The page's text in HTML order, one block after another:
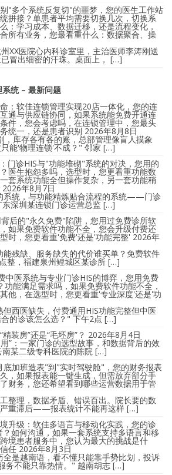
"多个系统反复切"的噩梦，您的医生工作站
拼接？单患者平均需要切换几次，切换系
：学习成本、数据迁移，还是流程变化，
所有业务，您最看重什么：数据聚合、操
XX医院心内科诊室里，主治医师李涛刚送
冒出细密的汗珠。桌面上， […]
统 – 最新问题
：软佳连锁管理实现20店一体化，您的连
通与供应链协同，如果系统能免费开通连
件，您会考虑吗，在连锁管理中，您最头
统一，还是患者识别 2026年8月8日
，库存各有各的账，总部管理像盲人摸象
能'物理连锁'不成？" 邻家 […]
门诊HIS与"功能堆砌"系统的对决，您用的
医生抱怨多吗，选型时，您更看重功能数
套系统功能全但操作复杂，另一套功能稍
2026年8月7日
系统，与功能精炼贴合流程的系统——门诊
东深圳某连锁门诊运营总监 […]
后的"永久免费"陷阱，您用过免费诊所软
如果免费软件功能不全，您会升级付费还
时，您更看重'免费'还是'功能完整' 2026年
残缺、服务缺失的代价谁买单？免费软件
整，福建泉州鲤城区某诊所 […]
中医系统与专业门诊HIS的博弈，您用免费
功能满足需求吗，如果免费软件功能不全，
他，在选型时，您更看重'专业深度'还是'功
西医缺失，付费通用HIS功能完整但中医
的诊该怎么选？" 下午2点 […]
装房”还是“毛坯房”？ 2026年8月4日
”：一家门诊的选型故事，和数据背后的效
某二级专科医院的陈院 […]
加班造表"到"实时驾驶舱"，您的财务报表
，如果报表能一键生成，但需放弃部分手
财务，您还希望看到哪些运营数据用于管
整理，数据矛盾、错误百出。院长要的数
严重滞后——报表统计不能再这样 […]
升级：软佳多语言与移动化实践，您的诊
如何沟通，如果一套系统支持多语言和移
境患者服务中，您认为最大的挑战是什
任 2026年8月3日
是越南语，看不懂只能靠手势比划，投诉
不能只靠热情。" 越南胡志 […]